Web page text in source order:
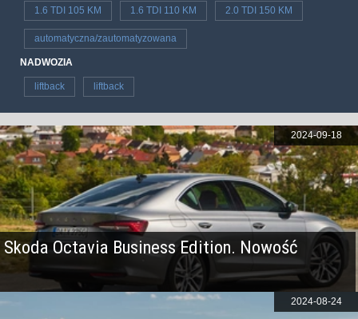
1.6 TDI 105 KM 1.6 TDI 110 KM 2.0 TDI 150 KM
automatyczna/zautomatyzowana
NADWOZIA
liftback liftback
Skoda Octavia Business Edition. Nowość
2024-09-18
2024-08-24